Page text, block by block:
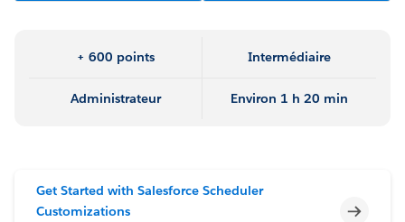
+ 600 points Intermédiaire
Administrateur Environ 1 h 20 min
Get Started with Salesforce Scheduler
Customizations